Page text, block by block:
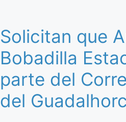
Solicitan que
Bobadilla
parte del
del